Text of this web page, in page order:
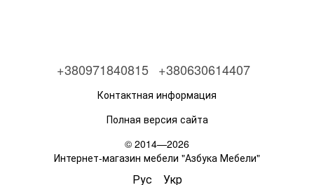
+380971840815 +380630614407
Контактная информация
Полная версия сайта
© 2014—2026
Интернет-магазин мебели "Азбука Мебели"
Рус Укр